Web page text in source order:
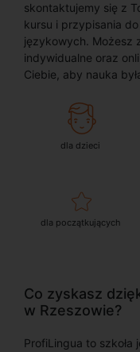
skontaktujemy się z
kursu i przypisania
językowych. Możesz
indywidualne oraz
Ciebie, aby nauka
dla dzieci
dla początkujących
Co zyskasz
w Rzeszowie?
ProfiLingua to